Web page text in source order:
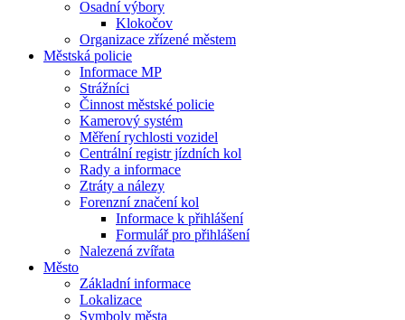
Osadní výbory
Klokočov
Organizace zřízené městem
Městská policie
Informace MP
Strážníci
Činnost městské policie
Kamerový systém
Měření rychlosti vozidel
Centrální registr jízdních kol
Rady a informace
Ztráty a nálezy
Forenzní značení kol
Informace k přihlášení
Formulář pro přihlášení
Nalezená zvířata
Město
Základní informace
Lokalizace
Symboly města